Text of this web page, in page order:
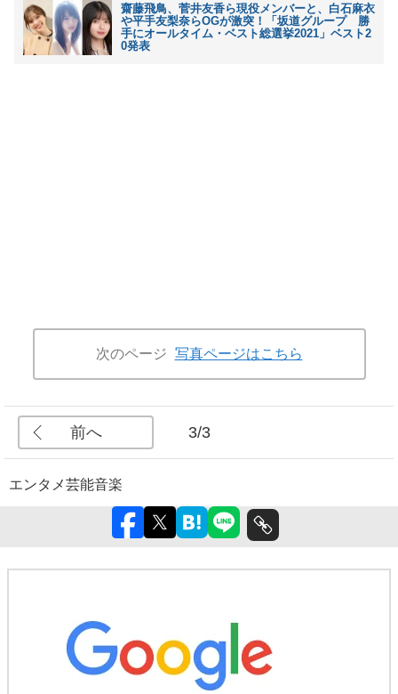
齋藤飛鳥、菅井友香ら現役メンバーと、白石麻衣
や平手友梨奈らOGが激突！「坂道グループ 勝
手にオールタイム・ベスト総選挙2021」ベスト2
0発表
次のページ 写真ページはこちら
前へ 3/3
エンタメ芸能音楽